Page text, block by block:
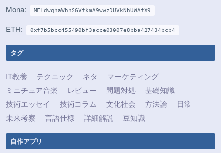
Mona: MFLdwqhaWhhSGVfkmA9wwzDUVkNhUWAfX9
ETH: 0xf7b5bcc455490bf3acce03007e8bba427434bcb4
タグ
IT教養 テクニック ネタ
マーケティング
ミニチュア音楽
レビュー 問題対処
基礎知識
技術エッセイ
技術コラム 文化社会 方法論
日常
未来考察
言語仕様 詳細解説 豆知識
自作アプリ